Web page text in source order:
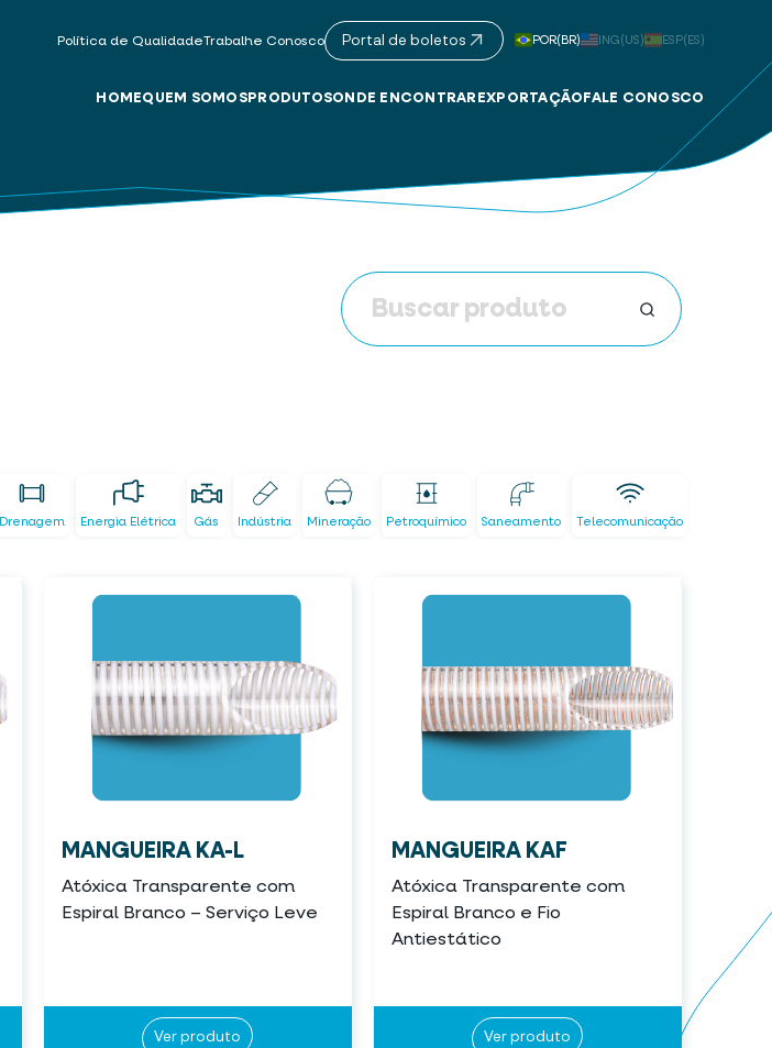
Política de QualidadeTrabalhe Conosco Portal de boletos POR(BR) ING(US) ESP(ES)
HOMEQUEM SOMOS PRODUTOSONDE ENCONTRAR EXPORTAÇÃO FALE CONOSCO
Drenagem Energia Elétrica Gás Indústria Mineração Petroquímico Saneamento Telecomunicação
MANGUEIRA KA-L
Atóxica Transparente com
Espiral Branco – Serviço Leve
Ver produto
MANGUEIRA KAF
Atóxica Transparente com
Espiral Branco e Fio
Antiestático
Ver produto